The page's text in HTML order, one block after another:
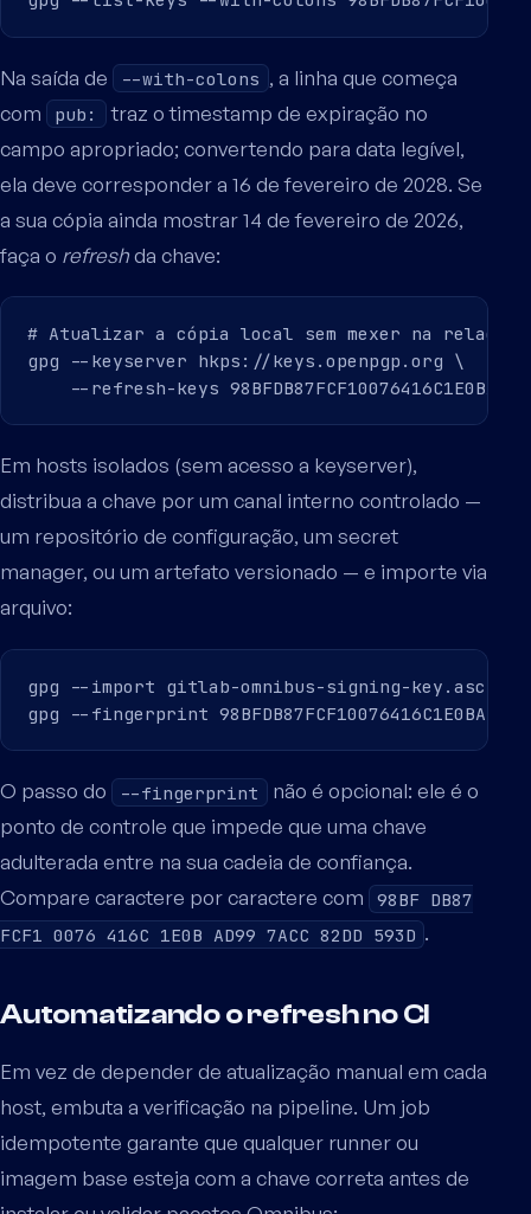
Na saída de --with-colons , a linha que começa
com
pub:
traz o timestamp de expiração no
campo apropriado; convertendo para data legível,
ela deve corresponder a 16 de fevereiro de 2028. Se
a sua cópia ainda mostrar 14 de fevereiro de 2026,
faça o refreshda chave:
# Atualizar a cópia local sem mexer na relação
gpg --keyserver hkps://keys.openpgp.org \
Em hosts isolados (sem acesso a keyserver),
distribua a chave por um canal interno controlado —
um repositório de configuração, um secret
manager, ou um artefato versionado — e importe via
arquivo:
gpg --import gitlab-omnibus-signing-key.asc
O passo do --fingerprint
não é opcional: ele é o
ponto de controle que impede que uma chave
adulterada entre na sua cadeia de confiança.
Compare caractere por caractere com
98BF DB87
FCF1 0076 416C 1E0B AD99 7ACC 82DD 593D .
Automatizando o refresh no CI
Em vez de depender de atualização manual em cada
host, embuta a verificação na pipeline. Um job
idempotente garante que qualquer runner ou
imagem base esteja com a chave correta antes de